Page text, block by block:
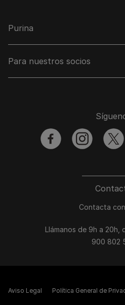
Purina
Para nuestros socios
Contacta
Llámanos de 9h a 20h,
900 802
facebookinstagram
Aviso Legal Política General de